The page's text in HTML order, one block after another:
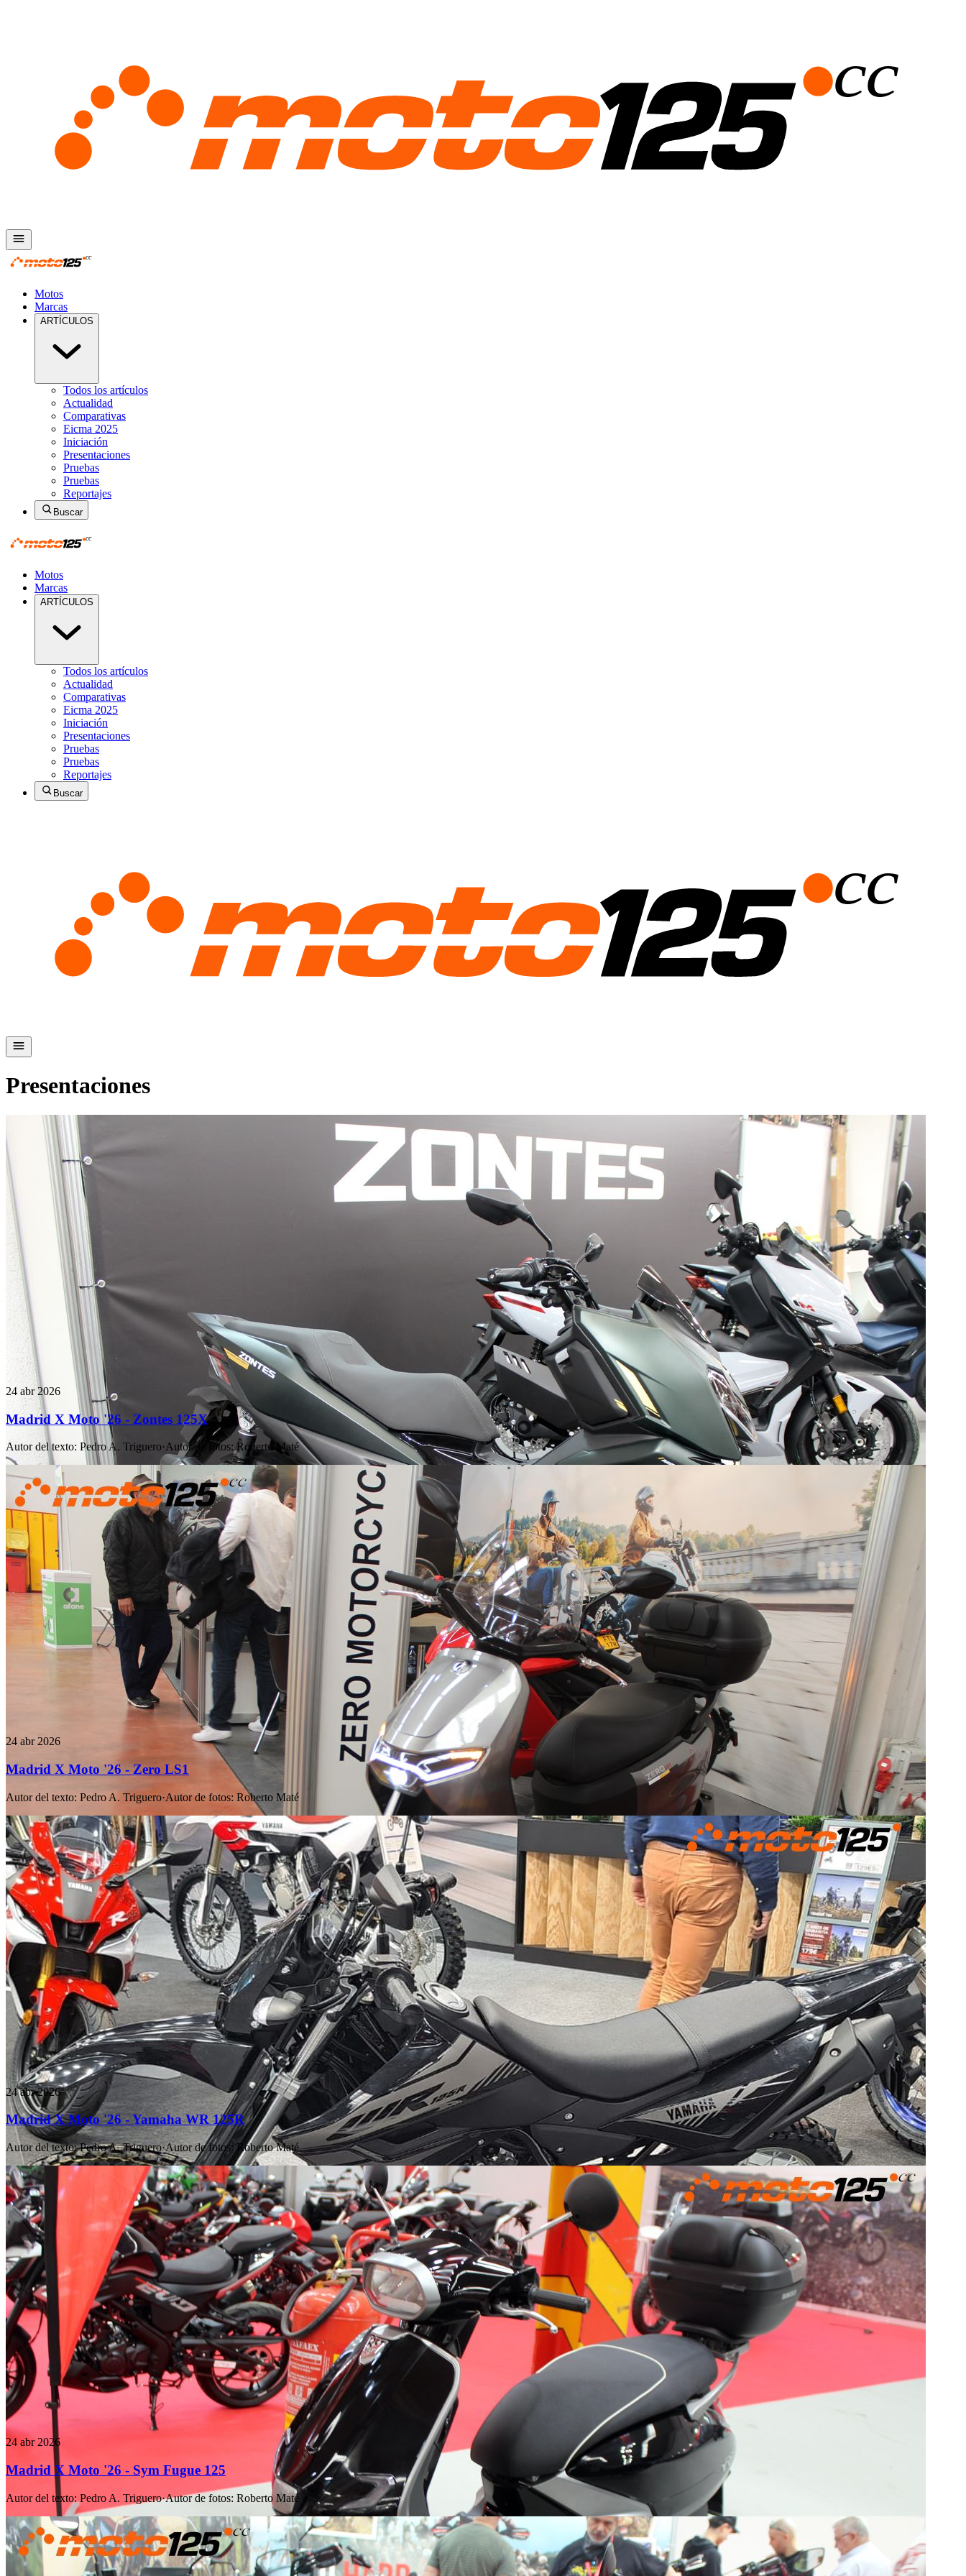
Motos
Marcas
ARTÍCULOS
Todos los artículos
Actualidad
Comparativas
Eicma 2025
Iniciación
Presentaciones
Pruebas
Pruebas
Reportajes
Buscar
Motos
Marcas
ARTÍCULOS
Todos los artículos
Actualidad
Comparativas
Eicma 2025
Iniciación
Presentaciones
Pruebas
Pruebas
Reportajes
Buscar
Presentaciones
24 abr 2026
Madrid X Moto '26 - Zontes 125X
Autor del texto: Pedro A. Triguero·Autor de fotos: Roberto Maté
24 abr 2026
Madrid X Moto '26 - Zero LS1
Autor del texto: Pedro A. Triguero·Autor de fotos: Roberto Maté
24 abr 2026
Madrid X Moto '26 - Yamaha WR 125R
Autor del texto: Pedro A. Triguero·Autor de fotos: Roberto Maté
24 abr 2026
Madrid X Moto '26 - Sym Fugue 125
Autor del texto: Pedro A. Triguero·Autor de fotos: Roberto Maté